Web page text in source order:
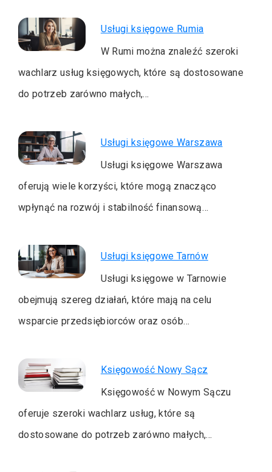
Usługi księgowe Rumia
W Rumi można znaleźć szeroki
wachlarz usług księgowych, które są dostosowane
do potrzeb zarówno małych,…
Usługi księgowe Warszawa
Usługi księgowe Warszawa
oferują wiele korzyści, które mogą znacząco
wpłynąć na rozwój i stabilność finansową…
Usługi księgowe Tarnów
Usługi księgowe w Tarnowie
obejmują szereg działań, które mają na celu
wsparcie przedsiębiorców oraz osób…
Księgowość Nowy Sącz
Księgowość w Nowym Sączu
oferuje szeroki wachlarz usług, które są
dostosowane do potrzeb zarówno małych,…